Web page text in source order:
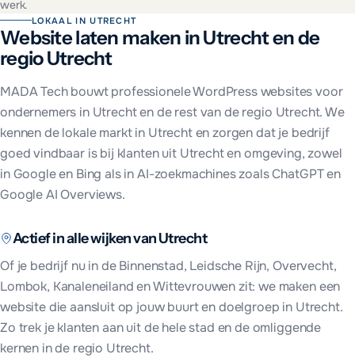
werk.
LOKAAL INUTRECHT
Website laten maken inUtrechtende
regio Utrecht
MADA Tech bouwt professionele WordPress websites voor
ondernemers in Utrechten de rest vande regio Utrecht. We
kennen de lokale markt in Utrechten zorgen dat je bedrijf
goed vindbaar is bij klanten uit Utrechten omgeving, zowel
in Google en Bing als in AI-zoekmachines zoals ChatGPT en
Google AI Overviews.
Actief in alle wijken vanUtrecht
Of je bedrijf nu inde Binnenstad, Leidsche Rijn, Overvecht,
Lombok, Kanaleneiland en Wittevrouwenzit: we maken een
website die aansluit op jouw buurt en doelgroep in Utrecht.
Zo trek je klanten aan uit de hele stad en de omliggende
kernen inde regio Utrecht.